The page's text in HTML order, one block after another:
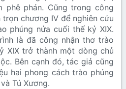
phê phán. Cũng trong công
chương IV để nghiên cứu
phúng nửa cuối thế kỷ XIX.
là đã công nhận thơ trào
XIX trở thành một dòng chủ
Bên cạnh đó, tác giả cũng
hai phong cách trào phúng
Tú Xương.